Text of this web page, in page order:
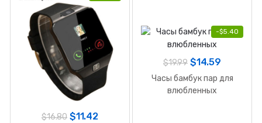
$16.80 $11.42
-$5.40
$19.99 $14.59
Часы бамбук пар для
влюбленных